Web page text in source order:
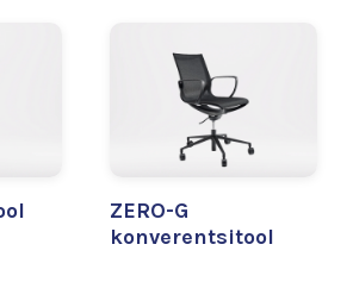
ZERO-G
konverentsitool